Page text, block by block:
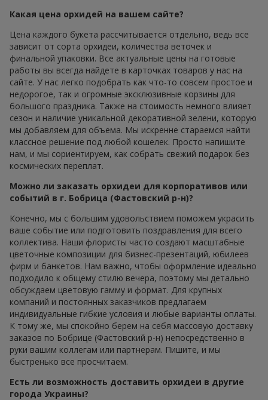
Какая цена орхидей на вашем сайте?
Цена каждого букета рассчитывается отдельно, ведь все
зависит от сорта орхидеи, количества веточек и
финальной упаковки. Все актуальные цены на готовые
работы вы всегда найдете в карточках товаров у нас на
сайте. У нас легко подобрать как что-то совсем простое и
недорогое, так и огромные эксклюзивные корзины для
большого праздника. Также на стоимость немного влияет
сезон и наличие уникальной декоративной зелени, которую
мы добавляем для объема. Мы искренне стараемся найти
классное решение под любой кошелек. Просто напишите
нам, и мы сориентируем, как собрать свежий подарок без
космических переплат.
Можно ли заказать орхидеи для корпоративов или
событий в г. Бобрица (Фастовский р-н)?
Конечно, мы с большим удовольствием поможем украсить
ваше событие или подготовить поздравления для всего
коллектива. Наши флористы часто создают масштабные
цветочные композиции для бизнес-презентаций, юбилеев
фирм и банкетов. Нам важно, чтобы оформление идеально
подходило к общему стилю вечера, поэтому мы детально
обсуждаем цветовую гамму и формат. Для крупных
компаний и постоянных заказчиков предлагаем
индивидуальные гибкие условия и любые варианты оплаты.
К тому же, мы спокойно берем на себя массовую доставку
заказов по Бобрице (Фастовский р-н) непосредственно в
руки вашим коллегам или партнерам. Пишите, и мы
быстренько все просчитаем.
Есть ли возможность доставить орхидеи в другие
города Украины?